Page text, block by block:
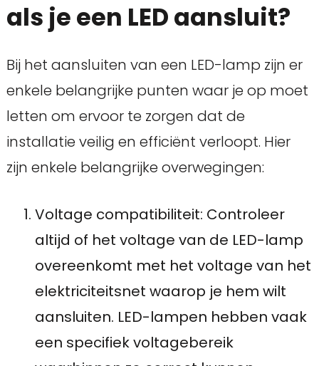
als je een LED aansluit?
Bij het aansluiten van een LED-lamp zijn er
enkele belangrijke punten waar je op moet
letten om ervoor te zorgen dat de
installatie veilig en efficiënt verloopt. Hier
zijn enkele belangrijke overwegingen:
Voltage compatibiliteit: Controleer
altijd of het voltage van de LED-lamp
overeenkomt met het voltage van het
elektriciteitsnet waarop je hem wilt
aansluiten. LED-lampen hebben vaak
een specifiek voltagebereik